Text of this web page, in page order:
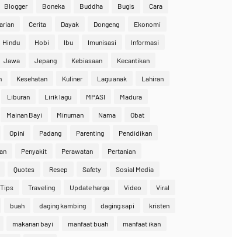
Blogger Boneka Buddha Bugis Cara
Cerita Dayak Dongeng Ekonomi
Hindu Hobi Ibu Imunisasi Informasi
Jawa Jepang Kebiasaan Kecantikan
Kesehatan Kuliner Lagu anak Lahiran
Liburan Lirik lagu MPASI Madura
Mainan Bayi Minuman Nama Obat
Opini Padang Parenting Pendidikan
Penyakit Perawatan Pertanian
Quotes Resep Safety Sosial Media
Tips Traveling Update harga Video Viral
buah daging kambing daging sapi kristen
makanan bayi manfaat buah manfaat ikan